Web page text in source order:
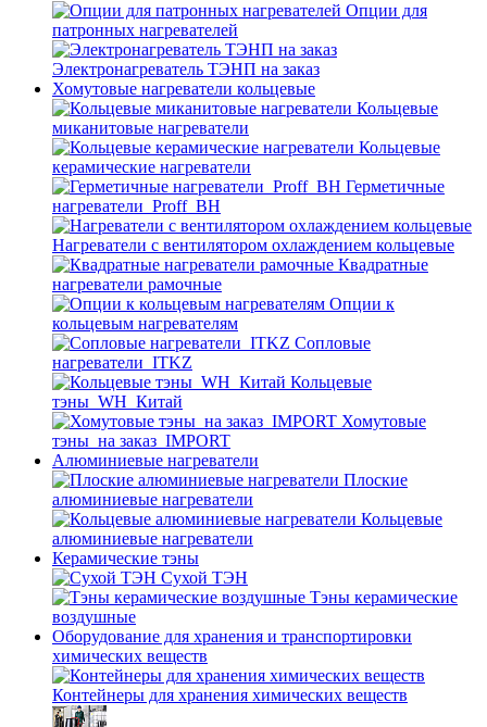
Опции для
патронных нагревателей
Электронагреватель ТЭНП на заказ
Хомутовые нагреватели кольцевые
Кольцевые
миканитовые нагреватели
Кольцевые
керамические нагреватели
Герметичные
нагреватели_Proff_BH
Нагреватели с вентилятором охлаждением кольцевые
Квадратные
нагреватели рамочные
Опции к
кольцевым нагревателям
Cопловые
нагреватели_ITKZ
Кольцевые
тэны_WH_Китай
Хомутовые
тэны_на заказ_IMPORT
Алюминиевые нагреватели
Плоские
алюминиевые нагреватели
Кольцевые
алюминиевые нагреватели
Керамические тэны
Сухой ТЭН
Тэны керамические
воздушные
Оборудование для хранения и транспортировки
химических веществ
Контейнеры для хранения химических веществ